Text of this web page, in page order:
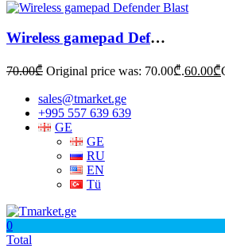
Wireless gamepad Defender Blast
70.00₾ Original price was: 70.00₾.60.00₾
sales@tmarket.ge
+995 557 639 639
GE
GE
RU
EN
Tü
0
Total